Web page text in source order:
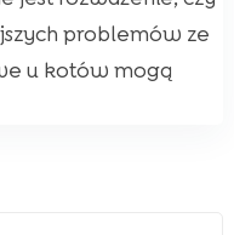
problemów ze
u kotów mogą